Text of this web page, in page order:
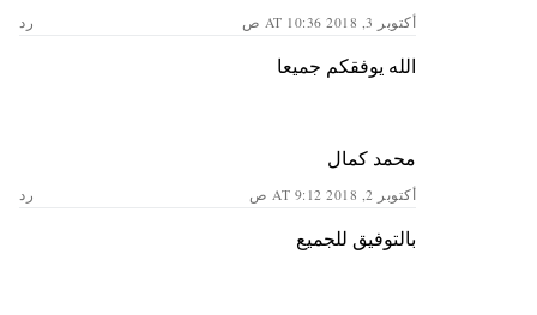
أكتوبر 3, 2018 AT 10:36 ص رد
الله يوفقكم جميعا
محمد كمال
أكتوبر 2, 2018 AT 9:12 ص رد
بالتوفيق للجميع